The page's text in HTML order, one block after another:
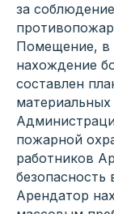
за
Помещение, в
нахождение
составлен
пожарной
работников
Арендатор